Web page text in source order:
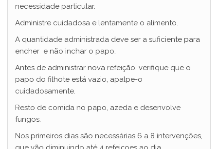
necessidade particular.
Administre cuidadosa e lentamente o alimento.
A quantidade administrada deve ser a suficiente para
encher e não inchar o papo.
Antes de administrar nova refeição, verifique que o
papo do filhote está vazio, apalpe-o
cuidadosamente.
Resto de comida no papo, azeda e desenvolve
fungos.
Nos primeiros dias são necessárias 6 a 8 intervenções,